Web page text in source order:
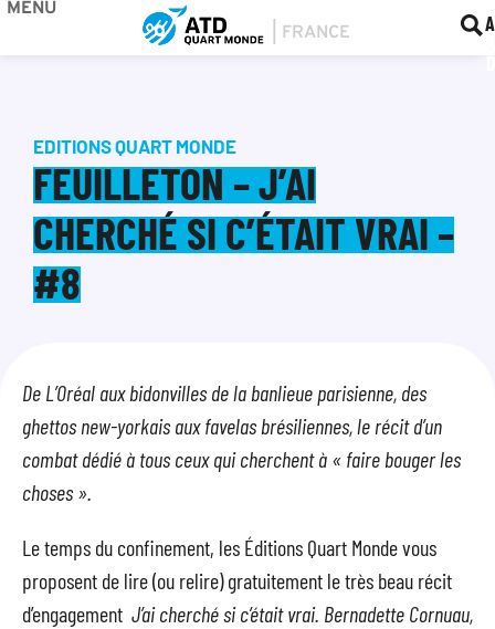
MENU
EDITIONS QUART MONDE
FEUILLETON – J’AI
CHERCHÉ SI C’ÉTAIT VRAI –
#8
De L’Oréal aux bidonvilles de la banlieue parisienne, des
ghettos new-yorkais aux favelas brésiliennes, le récit d’un
combat dédié à tous ceux qui cherchent à « faire bouger les
choses ».
Le temps du confinement, les Éditions Quart Mondevous
proposent de lire (ou relire) gratuitement le très beau récit
d’engagement J’ai cherché si c’était vrai. Bernadette Cornuau,